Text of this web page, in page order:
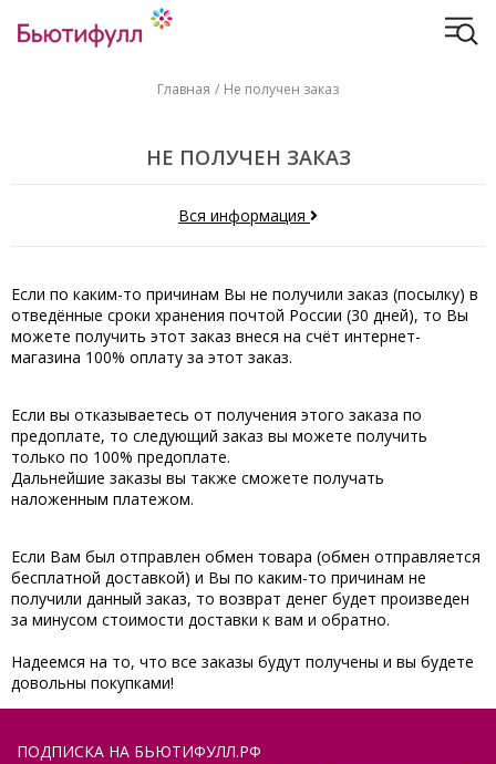
Главная Не получен заказ
НЕ ПОЛУЧЕН ЗАКАЗ
Вся информация
Если по каким-то причинам Вы не получили заказ (посылку) в
отведённые сроки хранения почтой России (30 дней), то Вы
можете получить этот заказ внеся на счёт интернет-
магазина 100% оплату за этот заказ.
Если вы отказываетесь от получения этого заказа по
предоплате, то следующий заказ вы можете получить
только по 100% предоплате.
Дальнейшие заказы вы также сможете получать
наложенным платежом.
Если Вам был отправлен обмен товара (обмен отправляется
бесплатной доставкой) и Вы по каким-то причинам не
получили данный заказ, то возврат денег будет произведен
за минусом стоимости доставки к вам и обратно.
Надеемся на то, что все заказы будут получены и вы будете
довольны покупками!
ПОДПИСКА НА БЬЮТИФУЛЛ.РФ